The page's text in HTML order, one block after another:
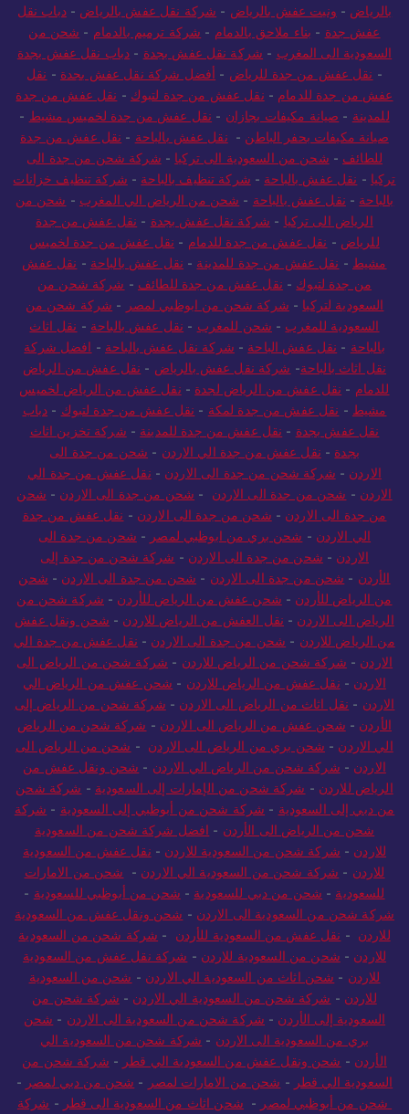
بالرياض - ونيت عفش بالرياض - شركة نقل عفش بالرياض -دباب نقل
عفش جدة - بناء ملاحق بالدمام - شركة ترميم بالدمام - شحن من
السعودية الى المغرب - شركة نقل عفش بجدة - دباب نقل عفش بجدة
- نقل عفش من جدة للرياض - أفضل شركة نقل عفش بجدة - نقل
عفش من جدة للدمام - نقل عفش من جدة لتبوك - نقل عفش من جدة
للمدينة - صيانة مكيفات بجازان - نقل عفش من جدة لخميس مشيط -
صيانة مكيفات بحفر الباطن - نقل عفش بالباحة - نقل عفش من جدة
للطائف - شحن من السعودية الى تركيا - شركة شحن من جدة الى
تركيا - نقل عفش بالباحة - شركة تنظيف بالباحة - شركة تنظيف خزانات
بالباحة - نقل عفش بالباحة - شحن من الرياض الي المغرب - شحن من
الرياض الى تركيا - شركة نقل عفش بجدة - نقل عفش من جدة
للرياض - نقل عفش من جدة للدمام - نقل عفش من جدة لخميس
مشيط - نقل عفش من جدة للمدينة - نقل عفش بالباحة - نقل عفش
من جدة لتبوك - نقل عفش من جدة للطائف - شركة شحن من
السعودية لتركيا - شركة شحن من ابوظبي لمصر - شركة شحن من
السعودية للمغرب - شحن للمغرب - نقل عفش بالباحة - نقل اثاث
بالباحة - نقل عفش الباحة - شركة نقل عفش بالباحة - افضل شركة
نقل اثاث بالباحة- شركة نقل عفش بالرياض - نقل عفش من الرياض
للدمام - نقل عفش من الرياض لجدة - نقل عفش من الرياض لخميس
مشيط - نقل عفش من جدة لمكة - نقل عفش من جدة لتبوك - دباب
نقل عفش بجدة - نقل عفش من جدة للمدينة - شركة تخزين اثاث
بجدة - نقل عفش من جدة الي الاردن - شحن من جدة الى
الاردن - شركة شحن من جدة الى الاردن - نقل عفش من جدة الي
الاردن - شحن من جدة الى الاردن - شحن من جدة الى الاردن - شحن
من جدة الى الاردن - شحن من جدة الى الاردن - نقل عفش من جدة
الي الاردن - شحن بري من ابوظبي لمصر - شحن من جدة الى
الاردن - شحن من جدة الى الاردن - شركة شحن من جدة إلى
الأردن - شحن من جدة الى الاردن - شحن من جدة الى الاردن - شحن
من الرياض للأردن - شحن عفش من الرياض للأردن - شركة شحن من
الرياض الى الاردن - نقل العفش من الرياض للاردن - شحن ونقل عفش
من الرياض للاردن - شحن من جدة الى الاردن - نقل عفش من جدة الي
الاردن - شركة شحن من الرياض للاردن - شركة شحن من الرياض الى
الاردن - نقل عفش من الرياض للاردن - شحن عفش من الرياض الي
الاردن - نقل اثاث من الرياض الى الاردن - شركة شحن من الرياض إلى
الأردن - شحن عفش من الرياض الى الاردن - شركة شحن من الرياض
الي الاردن - شحن بري من الرياض الى الاردن - شحن من الرياض الى
الاردن - شركة شحن من الرياض الي الاردن - شحن ونقل عفش من
الرياض للاردن - شركة شحن من الإمارات إلى السعودية - شركة شحن
من دبي إلى السعودية - شركة شحن من أبوظبي إلى السعودية - شركة
شحن من الرياض الى الأردن - افضل شركة شحن من السعودية
للاردن - شركة شحن من السعودية للاردن - نقل عفش من السعودية
للاردن - شركة شحن من السعودية الي الاردن - شحن من الامارات
للسعودية - شحن من دبي للسعودية - شحن من أبوظبي للسعودية -
شركة شحن من السعودية الى الاردن - شحن ونقل عفش من السعودية
للاردن - نقل عفش من السعودية للأردن - شركة شحن من السعودية
للاردن - شحن من السعودية للاردن - شركة نقل عفش من السعودية
للاردن - شحن اثاث من السعودية الي الاردن - شحن من السعودية
للاردن - شركة شحن من السعودية الي الاردن - شركة شحن من
السعودية إلى الأردن - شركة شحن من السعودية الى الاردن - شحن
بري من السعودية الى الاردن - شركة شحن من السعودية الي
الأردن - شحن ونقل عفش من السعودية الي قطر - شركة شحن من
السعودية الي قطر - شحن من الامارات لمصر - شحن من دبي لمصر -
شحن من أبوظبي لمصر - شحن اثاث من السعودية الى قطر - شركة